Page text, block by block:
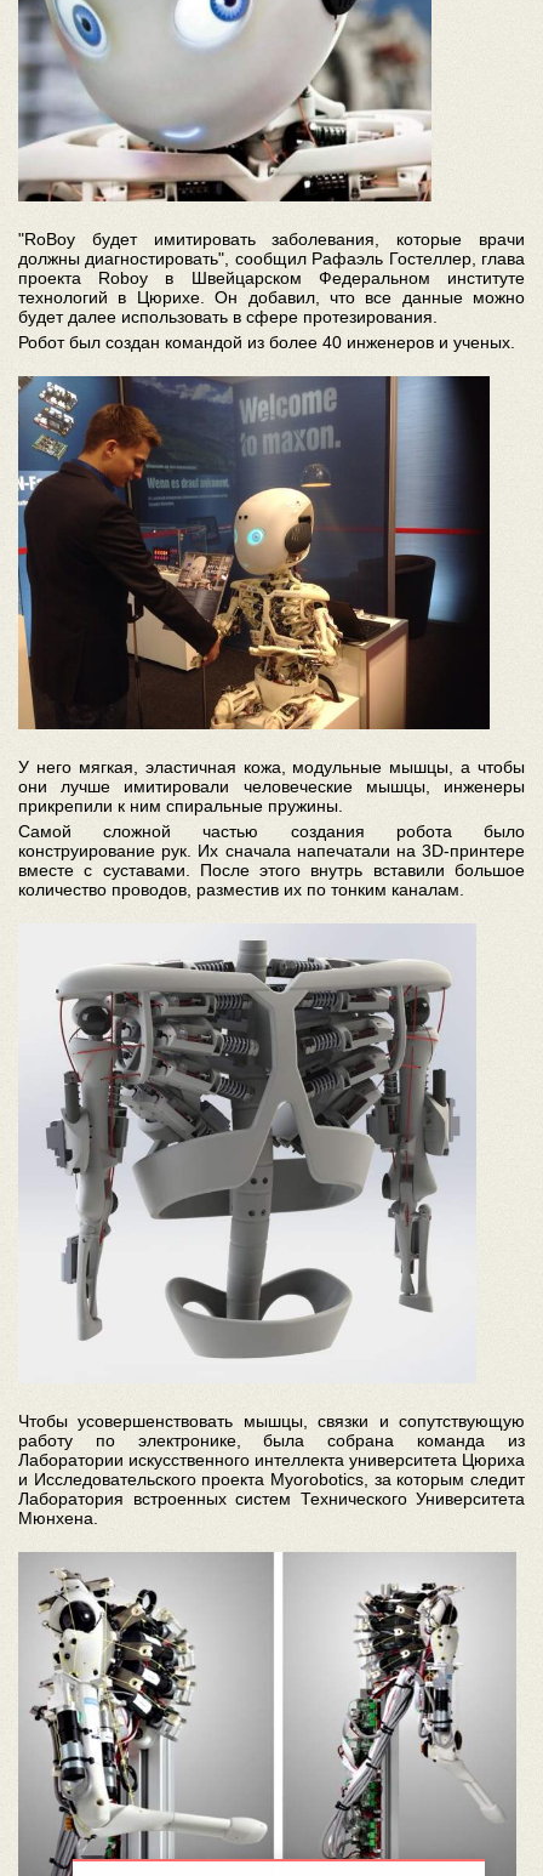
"RoBoy будет имитировать заболевания, которые врачи
должны диагностировать", сообщил Рафаэль Гостеллер, глава
проекта Roboy в Швейцарском Федеральном институте
технологий в Цюрихе. Он добавил, что все данные можно
будет далее использовать в сфере протезирования.
Робот был создан командой из более 40 инженеров и ученых.
У него мягкая, эластичная кожа, модульные мышцы, а чтобы
они лучше имитировали человеческие мышцы, инженеры
прикрепили к ним спиральные пружины.
Самой сложной частью создания робота было
конструирование рук. Их сначала напечатали на 3D-принтере
вместе с суставами. После этого внутрь вставили большое
количество проводов, разместив их по тонким каналам.
Чтобы усовершенствовать мышцы, связки и сопутствующую
работу по электронике, была собрана команда из
Лаборатории искусственного интеллекта университета Цюриха
и Исследовательского проекта Myorobotics, за которым следит
Лаборатория встроенных систем Технического Университета
Мюнхена.